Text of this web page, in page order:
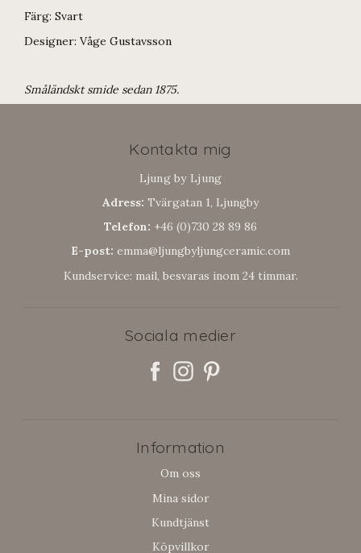
Färg: Svart
Designer: Våge Gustavsson
Småländskt smide sedan 1875.
Kontakta mig
Ljung by Ljung
Adress: Tvärgatan 1, Ljungby
Telefon: +46 (0)730 28 89 86
E-post: emma@ljungbyljungceramic.com
Kundservice: mail, besvaras inom 24 timmar.
Sociala medier
Information
Om oss
Mina sidor
Kundtjänst
Köpvillkor